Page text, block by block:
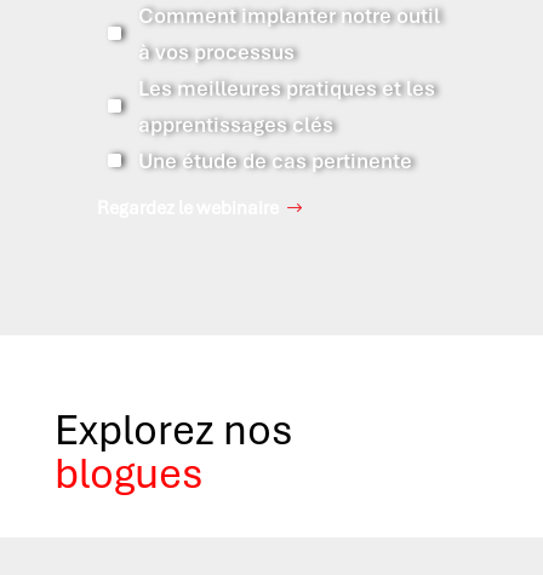
^ Comment implanter notre outil
à vos processus
^ Les meilleures pratiques et les
apprentissages clés
^ Une étude de cas pertinente
Explorez nos
blogues